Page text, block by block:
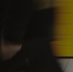
Certificados